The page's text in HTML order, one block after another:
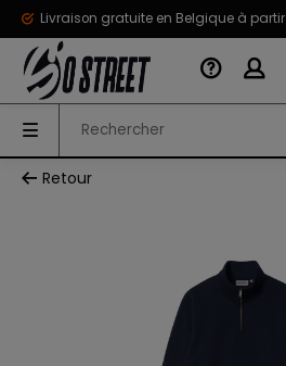
Livraison gratuite en Belgique à
Retour